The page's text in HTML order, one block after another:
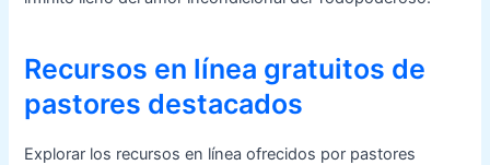
Recursos en línea gratuitos de
pastores destacados
Explorar los recursos en línea ofrecidos por pastores